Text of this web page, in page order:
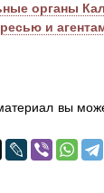
органы
и
вы